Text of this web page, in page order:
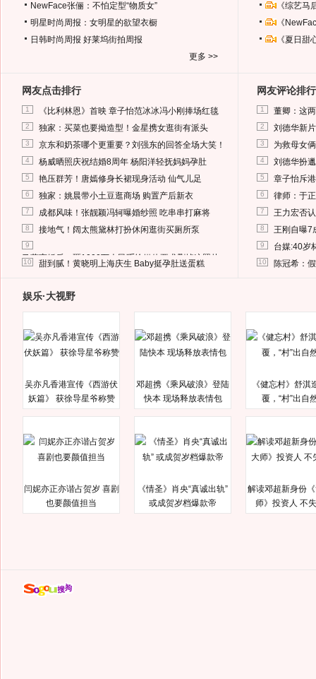
NewFace张俪：不怕定型“物质女”
明星时尚周报：女明星的欲望衣橱
日韩时尚周报 好莱坞街拍周报
更多 >>
《综艺
《
《夏日
网友点击排行
1 《比利林恩》首映 章子怡范冰冰冯小刚捧场红毯
2 独家：买菜也要拗造型！金星携女逛街有派头
3 京东和奶茶哪个更重要？刘强东的回答全场大笑！
4 杨威晒照庆祝结婚8周年 杨阳洋轻抚妈妈孕肚
5 艳压群芳！唐嫣修身长裙现身活动 仙气儿足
6 独家：姚晨带小土豆逛商场 购置产后新衣
7 成都风味！张靓颖冯轲曝婚纱照 吃串串打麻将
8 接地气！阔太熊黛林打扮休闲逛街买厕所泵
9
马蓉离婚后，砸1000万人民币给媒体要求删掉这照片
10 甜到腻！黄晓明上海庆生 Baby挺孕肚送蛋糕
网友评论排行
1 董卿：这
2 刘德华新
3 为救母女
4 刘德华扮
5 章子怡斥
6 律师：于
7 王力宏否
8 王刚自曝7
9 台媒:40岁
10 陈冠希：
娱乐·大视野
吴亦凡香港宣传《西游伏
妖篇》 获徐导星爷称赞
邓超携《乘风破浪》登陆
快本 现场释放表情包
《健忘村》舒淇
覆，“村”出自
闫妮亦正亦谐占贺岁 喜剧
也要颜值担当
《情圣》肖央“真诚出轨”
或成贺岁档爆款帝
解读邓超新身份
师》投资人 不